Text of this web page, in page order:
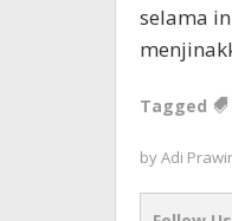
selama
Tagged
byAdi